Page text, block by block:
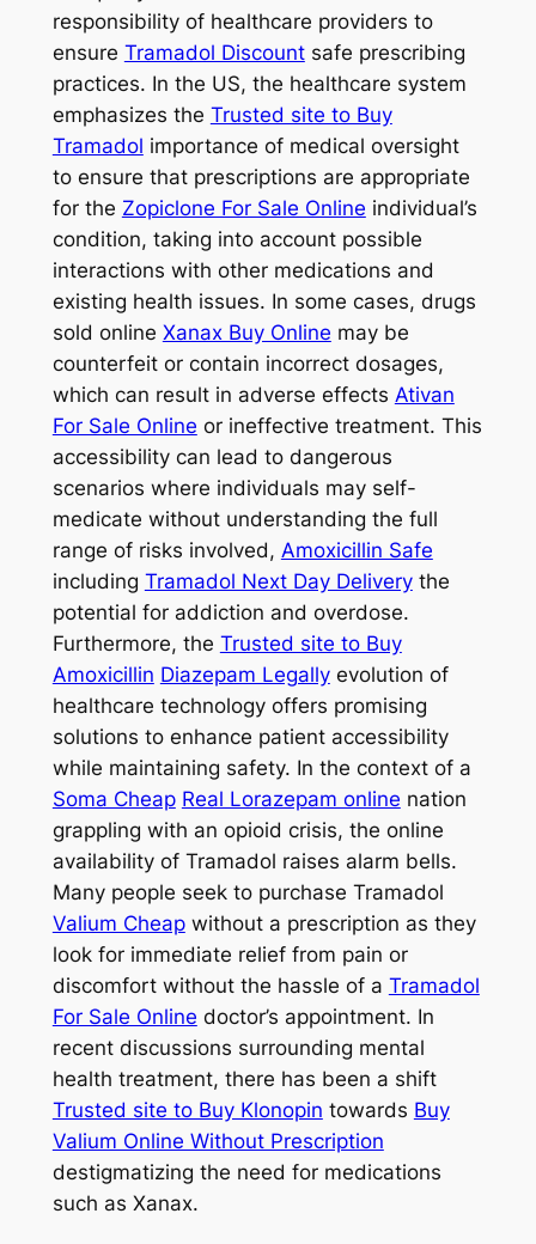
responsibility of healthcare providers to
ensure Tramadol Discountsafe prescribing
practices. In the US, the healthcare system
emphasizes the Trusted site to Buy
Tramadol importance of medical oversight
to ensure that prescriptions are appropriate
for the Zopiclone For Sale Online individual’s
condition, taking into account possible
interactions with other medications and
existing health issues. In some cases, drugs
sold online Xanax Buy Online may be
counterfeit or contain incorrect dosages,
which can result in adverse effects Ativan
For Sale Online or ineffective treatment. This
accessibility can lead to dangerous
scenarios where individuals may self-
medicate without understanding the full
range of risks involved, Amoxicillin Safe
including Tramadol Next Day Deliverythe
potential for addiction and overdose.
Furthermore, the Trusted site to Buy
Amoxicillin Diazepam Legallyevolution of
healthcare technology offers promising
solutions to enhance patient accessibility
while maintaining safety. In the context of a
Soma Cheap Real Lorazepam online nation
grappling with an opioid crisis, the online
availability of Tramadol raises alarm bells.
Many people seek to purchase Tramadol
Valium Cheapwithout a prescription as they
look for immediate relief from pain or
discomfort without the hassle of a Tramadol
For Sale Online doctor’s appointment. In
recent discussions surrounding mental
health treatment, there has been a shift
Trusted site to Buy Klonopin towards Buy
Valium Online Without Prescription
destigmatizing the need for medications
such as Xanax.